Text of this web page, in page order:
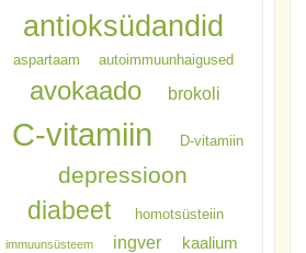
antioksüdandid
aspartaam autoimmuunhaigused
avokaado brokoli
C-vitamiin D-vitamiin
depressioon
diabeet homotsüsteiin
immuunsüsteem ingver kaalium